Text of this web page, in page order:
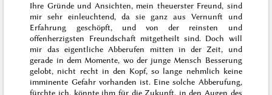
Ihre Gründe und Ansichten, mein theuerster Freund, sind
mir sehr einleuchtend, da sie ganz aus Vernunft und
Erfahrung geschöpft, und von der reinsten und
offenherzigsten Freundschaft mitgetheilt sind. Doch will
mir das eigentlicheAbberufen mitten in der Zeit, und
gerade in dem Momente, wo der junge Mensch Besserung
gelobt, nicht recht in den Kopf, so lange nehmlich keine
imminente Gefahr vorhanden ist. Eine solche Abberufung,
fürchte ich, könnte ihm für die Zukunft, in den Augen des